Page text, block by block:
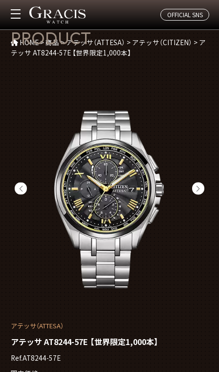
OFFICIAL SNS
商品紹介
PRODUCT
HOME>商品>アテッサ（ATTESA） > アテッサ（CITIZEN） > ア
テッサ AT8244-57E 【世界限定1,000本】
アテッサ（ATTESA）
アテッサ AT8244-57E 【世界限定1,000本】
Ref.AT8244-57E